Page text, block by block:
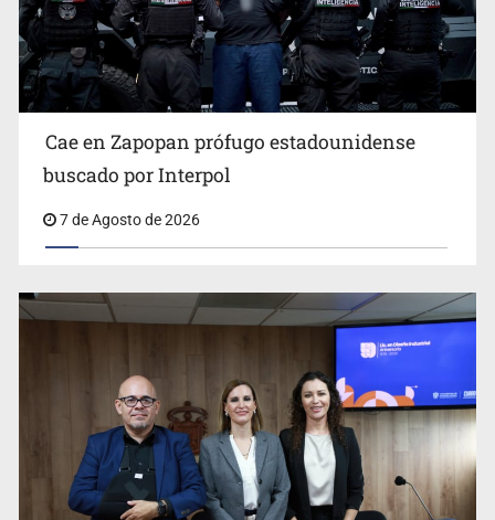
Al archivo la mitad de quejas contra el Siapa
Ya hay solicitud de audiencia de imputación en caso Eli
Cae en Zapopan prófugo estadounidense
buscado por Interpol
7 de Agosto de 2026